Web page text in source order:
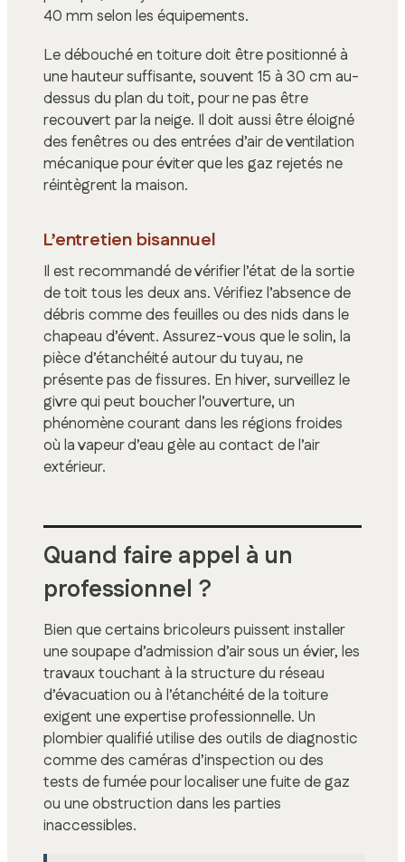
40 mm selon les équipements.
Le débouché en toiture doit être positionné à
une hauteur suffisante, souvent 15 à 30 cm au-
dessus du plan du toit, pour ne pas être
recouvert par la neige. Il doit aussi être éloigné
des fenêtres ou des entrées d’air de ventilation
mécanique pour éviter que les gaz rejetés ne
réintègrent la maison.
L’entretien bisannuel
Il est recommandé de vérifier l’état de la sortie
de toit tous les deux ans. Vérifiez l’absence de
débris comme des feuilles ou des nids dans le
chapeau d’évent. Assurez-vous que le solin, la
pièce d’étanchéité autour du tuyau, ne
présente pas de fissures. En hiver, surveillez le
givre qui peut boucher l’ouverture, un
phénomène courant dans les régions froides
où la vapeur d’eau gèle au contact de l’air
extérieur.
Quand faire appel à un
professionnel ?
Bien que certains bricoleurs puissent installer
une soupape d’admission d’air sous un évier, les
travaux touchant à la structure du réseau
d’évacuation ou à l’étanchéité de la toiture
exigent une expertise professionnelle. Un
plombier qualifié utilise des outils de diagnostic
comme des caméras d’inspection ou des
tests de fumée pour localiser une fuite de gaz
ou une obstruction dans les parties
inaccessibles.